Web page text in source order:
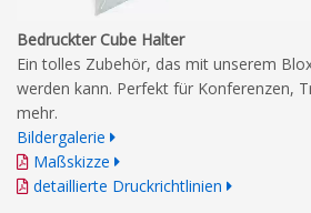
Bedruckter Cube Halter
Ein tolles Zubehör, das mit unserem
werden kann. Perfekt für Konferenzen,
mehr.
Bildergalerie
Maßskizze
detaillierte Druckrichtlinien